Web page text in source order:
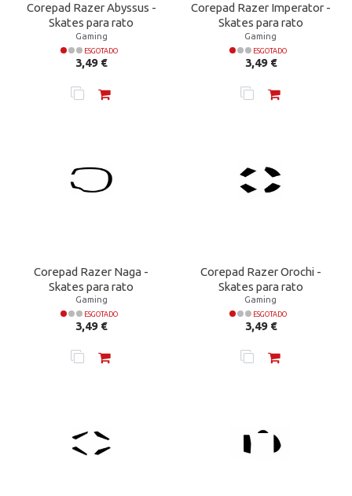
Corepad Razer Abyssus -
Skates para rato
Gaming
ESGOTADO
Preço
3,49 €
Corepad Razer Imperator -
Skates para rato
Gaming
ESGOTADO
Preço
3,49 €
Corepad Razer Naga -
Skates para rato
Gaming
ESGOTADO
Preço
3,49 €
Corepad Razer Orochi -
Skates para rato
Gaming
ESGOTADO
Preço
3,49 €